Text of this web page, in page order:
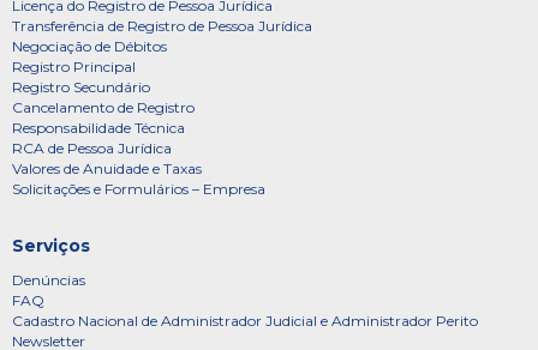
Licença do Registro de Pessoa Jurídica
Transferência de Registro de Pessoa Jurídica
Negociação de Débitos
Registro Principal
Registro Secundário
Cancelamento de Registro
Responsabilidade Técnica
RCA de Pessoa Jurídica
Valores de Anuidade e Taxas
Solicitações e Formulários – Empresa
Serviços
Denúncias
FAQ
Cadastro Nacional de Administrador Judicial e Administrador Perito
Newsletter